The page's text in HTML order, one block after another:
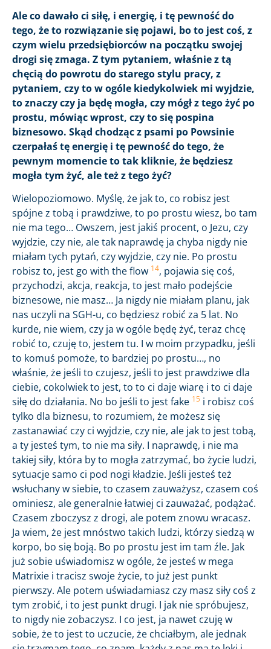
Ale co dawało ci siłę, i energię, i tę pewność do
tego, że to rozwiązanie się pojawi, bo to jest coś, z
czym wielu przedsiębiorców na początku swojej
drogi się zmaga. Z tym pytaniem, właśnie z tą
chęcią do powrotu do starego stylu pracy, z
pytaniem, czy to w ogóle kiedykolwiek mi wyjdzie,
to znaczy czy ja będę mogła, czy mógł z tego żyć po
prostu, mówiąc wprost, czy to się pospina
biznesowo. Skąd chodząc z psami po Powsinie
czerpałaś tę energię i tę pewność do tego, że
pewnym momencie to tak kliknie, że będziesz
mogła tym żyć, ale też z tego żyć?
Wielopoziomowo. Myślę, że jak to, co robisz jest
spójne z tobą i prawdziwe, to po prostu wiesz, bo tam
nie ma tego… Owszem, jest jakiś procent, o Jezu, czy
wyjdzie, czy nie, ale tak naprawdę ja chyba nigdy nie
miałam tych pytań, czy wyjdzie, czy nie. Po prostu
robisz to, jest go with the flow 14, pojawia się coś,
przychodzi, akcja, reakcja, to jest mało podejście
biznesowe, nie masz… Ja nigdy nie miałam planu, jak
nas uczyli na SGH-u, co będziesz robić za 5 lat. No
kurde, nie wiem, czy ja w ogóle będę żyć, teraz chcę
robić to, czuję to, jestem tu. I w moim przypadku, jeśli
to komuś pomoże, to bardziej po prostu…, no
właśnie, że jeśli to czujesz, jeśli to jest prawdziwe dla
ciebie, cokolwiek to jest, to to ci daje wiarę i to ci daje
siłę do działania. No bo jeśli to jest fake 15 i robisz coś
tylko dla biznesu, to rozumiem, że możesz się
zastanawiać czy ci wyjdzie, czy nie, ale jak to jest tobą,
a ty jesteś tym, to nie ma siły. I naprawdę, i nie ma
takiej siły, która by to mogła zatrzymać, bo życie ludzi,
sytuacje samo ci pod nogi kładzie. Jeśli jesteś też
wsłuchany w siebie, to czasem zauważysz, czasem coś
ominiesz, ale generalnie łatwiej ci zauważać, podążać.
Czasem zboczysz z drogi, ale potem znowu wracasz.
Ja wiem, że jest mnóstwo takich ludzi, którzy siedzą w
korpo, bo się boją. Bo po prostu jest im tam źle. Jak
już sobie uświadomisz w ogóle, że jesteś w mega
Matrixie i tracisz swoje życie, to już jest punkt
pierwszy. Ale potem uświadamiasz czy masz siły coś z
tym zrobić, i to jest punkt drugi. I jak nie spróbujesz,
to nigdy nie zobaczysz. I co jest, ja nawet czuję w
sobie, że to jest to uczucie, że chciałbym, ale jednak